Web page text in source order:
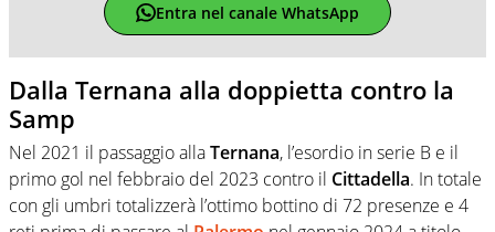
Entra nel canale WhatsApp
Dalla Ternana alla doppietta contro la
Samp
Nel 2021 il passaggio allaTernana, l’esordio in serie B e il
primo gol nel febbraio del 2023 contro il Cittadella. In totale
con gli umbri totalizzerà l’ottimo bottino di 72 presenze e 4